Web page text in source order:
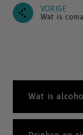
VORIGE
Wat is
Wat is